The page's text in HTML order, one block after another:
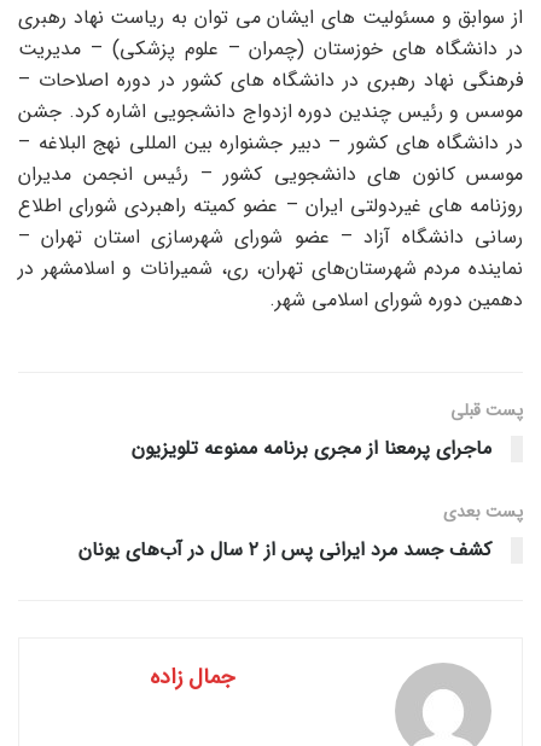
از سوابق و مسئولیت های ایشان می توان به ریاست نهاد رهبری
در دانشگاه های خوزستان (چمران – علوم پزشکی) – مدیریت
فرهنگی نهاد رهبری در دانشگاه های کشور در دوره اصلاحات –
موسس و رئیس چندین دوره ازدواج دانشجویی اشاره کرد. جشن
در دانشگاه های کشور – دبیر جشنواره بین المللی نهج البلاغه –
موسس کانون های دانشجویی کشور – رئیس انجمن مدیران
روزنامه های غیردولتی ایران – عضو کمیته راهبردی شورای اطلاع
رسانی دانشگاه آزاد – عضو شورای شهرسازی استان تهران –
نماینده مردم شهرستان‌های تهران، ری، شمیرانات و اسلامشهر در
دهمین دوره شورای اسلامی شهر.
پست قبلی
ماجرای پرمعنا از مجری برنامه ممنوعه تلویزیون
پست‌ بعدی
کشف جسد مرد ایرانی پس از ۲ سال در آب‌های یونان
جمال زاده